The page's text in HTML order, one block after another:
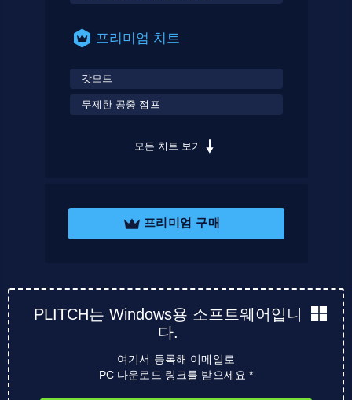
프리미엄 치트
갓모드
무제한 공중 점프
모든 치트 보기
프리미엄 구매
PLITCH는 Windows용 소프트웨어입니
다.
여기서 등록해 이메일로
PC 다운로드 링크를 받으세요 *